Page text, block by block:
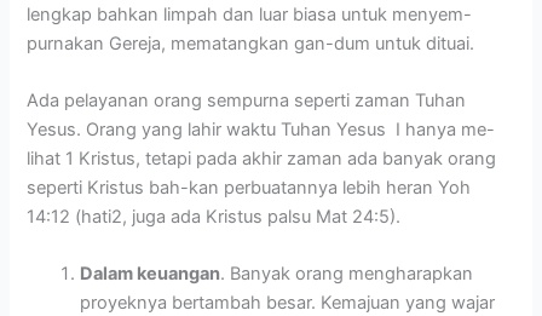
lengkap bahkan limpah dan luar biasa untuk menyem-
purnakan Gereja, mematangkan gan-dum untuk dituai.
Ada pelayanan orang sempurna seperti zaman Tuhan
Yesus. Orang yang lahir waktu Tuhan Yesus I hanya me-
lihat 1 Kristus, tetapi pada akhir zaman ada banyak orang
seperti Kristus bah-kan perbuatannya lebih heran Yoh
14:12 (hati2, juga ada Kristus palsu Mat 24:5).
Dalam keuangan. Banyak orang mengharapkan
proyeknya bertambah besar. Kemajuan yang wajar